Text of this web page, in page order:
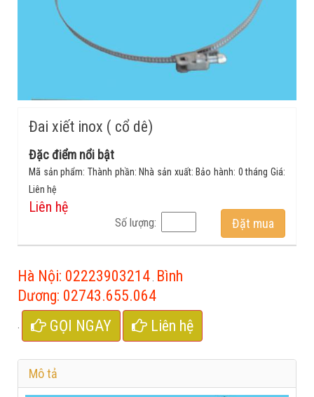
Đai xiết inox ( cổ dê)
Đặc điểm nổi bật
Mã sản phẩm: Thành phần: Nhà sản xuất: Bảo hành: 0 tháng Giá:
Liên hệ
Liên hệ
Số lượng: Đặt mua
Hà Nội: 02223903214 Bình
Dương: 02743.655.064
GỌI NGAY Liên hệ
Mô tả